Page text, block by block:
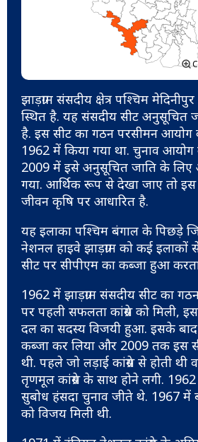
झाड़ग्राम संसदीय क्षेत्र पश्चिम
स्थित है. यह संसदीय सीट अनुसूचित
है. इस सीट का गठन परसीमन आयोग
1962 में किया गया था. चुनाव आयोग
2009 में इसे अनुसूचित जाति के लिए
गया. आर्थिक रूप से देखा जाए तो इस
जीवन कृषि पर आधारित है.
यह इलाका पश्चिम बंगाल के पिछड़े
नेशनल हाइवे झाड़ग्राम को कई
सीट पर सीपीएम का कब्जा हुआ
1962 में झाड़ग्राम संसदीय सीट का
पर पहली सफलता कांग्रेस को मिली,
दल का सदस्य विजयी हुआ. इसके
कब्जा कर लिया और 2009 तक इस
थी. पहले जो लड़ाई कांग्रेस से होती
तृणमूल कांग्रेस के साथ होने लगी.
सुबोध हंसदा चुनाव जीते थे. 1967 में
को विजय मिली थी.